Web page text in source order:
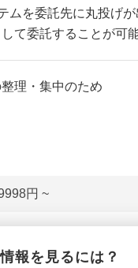
ムを委託先に丸投げ
て委託することが可能
理・集中のため
円 ~
報を見るには？